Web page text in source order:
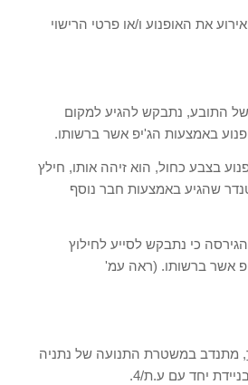
את האופנוע ו/או פרטי הרישוי
התובע, נתבקש להגיע למקום
באמצעות הג'יפ אשר ברשותו.
בצבע כחול, הוא זיהה אותו, חילץ
שהגיע באמצעות חבר נוסף
כי נתבקש לסייע לחילוץ
אשר ברשותו. (ראה עמ'
, מתנדב במשטרת התנועה של נתניה
יחד עם ע.ת/4.